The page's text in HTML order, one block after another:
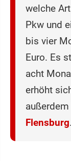
welche
Pkw und
bis vier
Euro. Es
acht
erhöht
Flensburg.